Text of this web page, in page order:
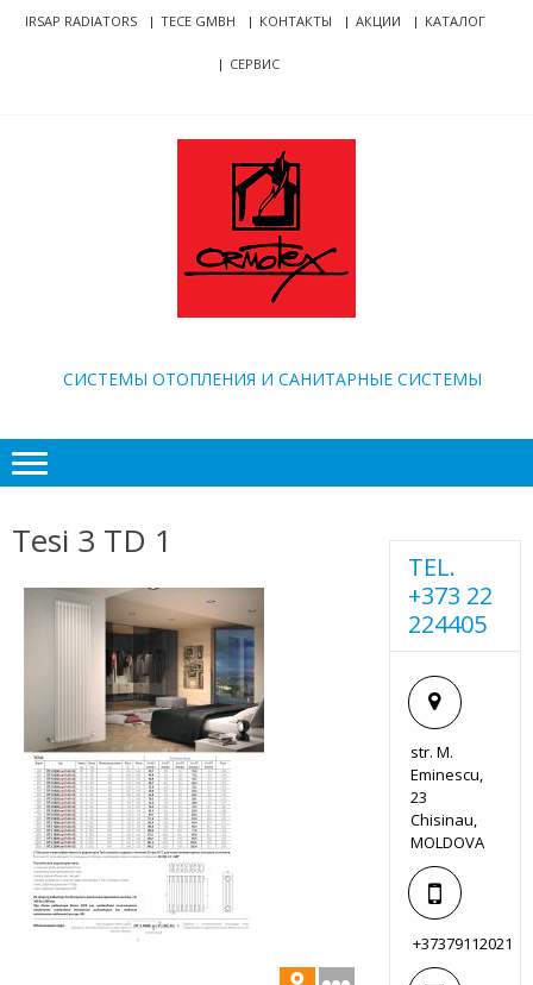
Skip
SkipIRSAP RADIATORS TECE GMBH КОНТАКТЫ АКЦИИ КАТАЛОГ
СЕРВИС
CИСТЕМЫ ОТОПЛЕНИЯ И САНИТАРНЫЕ СИСТЕМЫ
Tesi 3 TD 1
TEL.
+373 22
224405
str. M.
Eminescu,
23
Chisinau,
MOLDOVA
+37379112021